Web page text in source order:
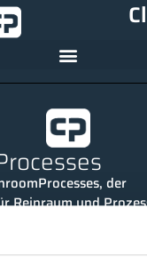
der
Reinraum und
dem neuesten
und alle
entdecken.